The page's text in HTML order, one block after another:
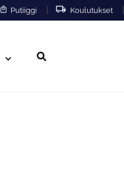
Hae
Putiiggi | Koulutukset |